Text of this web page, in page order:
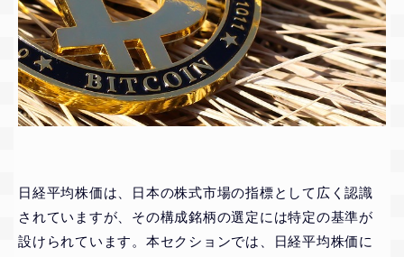
日経平均株価は、日本の株式市場の指標として広く認識
されていますが、その構成銘柄の選定には特定の基準が
設けられています。本セクションでは、日経平均株価に